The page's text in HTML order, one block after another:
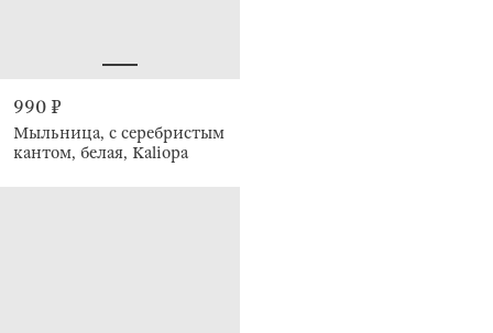
990 ₽
Мыльница, с серебристым
кантом, белая, Kaliopa